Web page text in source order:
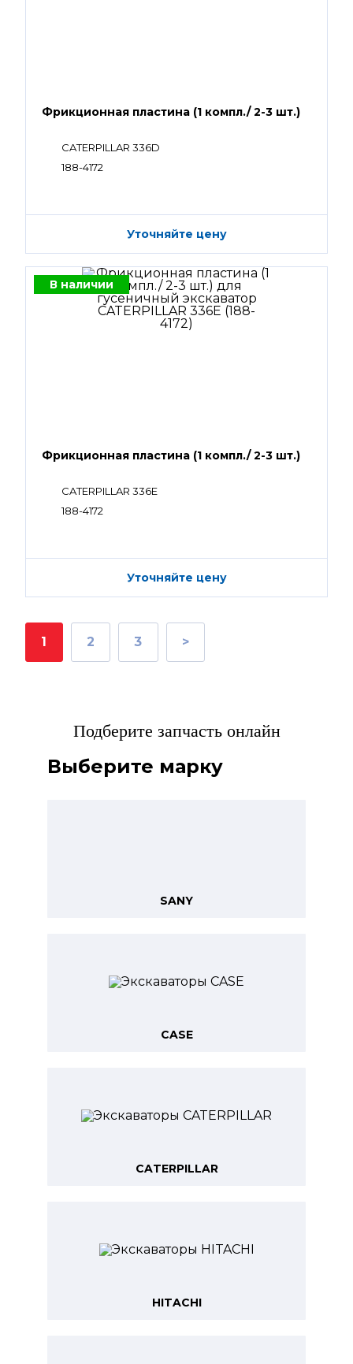
Фрикционная пластина (1 компл./ 2-3 шт.)
CATERPILLAR 336D
188-4172
Уточняйте цену
В наличии
Фрикционная пластина (1 компл./ 2-3 шт.)
CATERPILLAR 336E
188-4172
Уточняйте цену
1 2 3 >
Подберите запчасть онлайн
Выберите марку
SANY
CASE
CATERPILLAR
HITACHI